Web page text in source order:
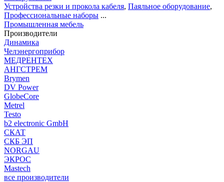
Устройства резки и прокола кабеля, Паяльное оборудование,
Профессиональные наборы ...
Промышленная мебель
Производители
Динамика
Челэнергоприбор
МЕДРЕНТЕХ
АНГСТРЕМ
Brymen
DV Power
GlobeCore
Metrel
Testo
b2 electronic GmbH
СКАТ
СКБ ЭП
NORGAU
ЭКРОС
Mastech
все производители